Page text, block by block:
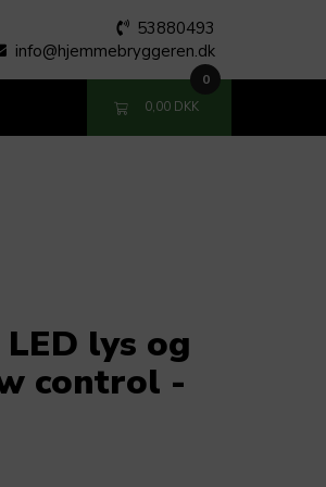
53880493
info@hjemmebryggeren.dk
0,00 DKK
0
lys og
control -